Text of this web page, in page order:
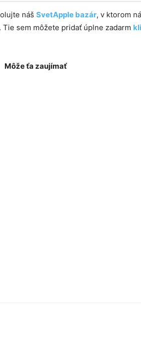
náš SvetApple bazár, v ktorom
sem môžete pridať úplne zadarm
Môže ťa zaujímať